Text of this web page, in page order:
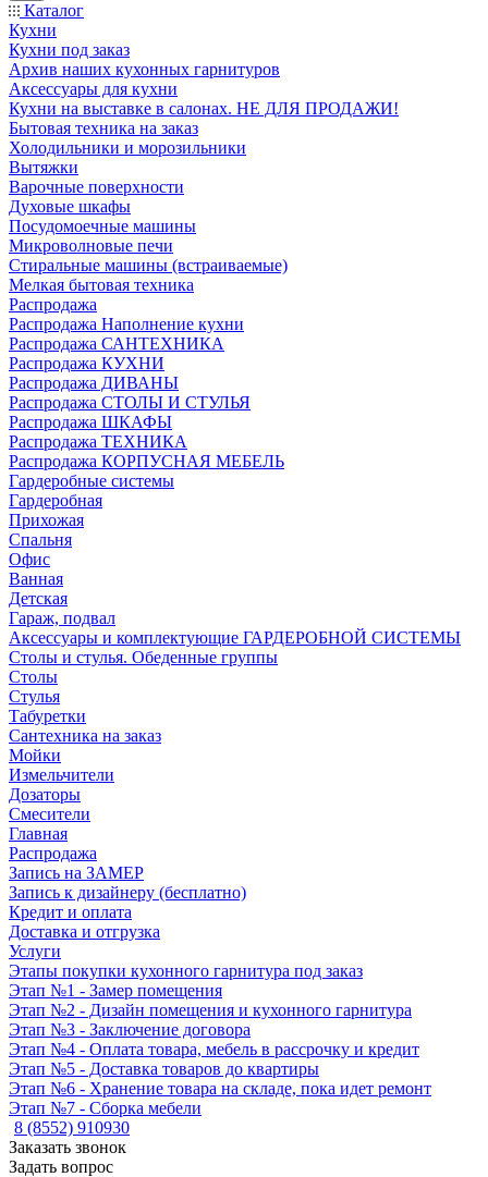
Каталог
Кухни
Кухни под заказ
Архив наших кухонных гарнитуров
Аксессуары для кухни
Кухни на выставке в салонах. НЕ ДЛЯ ПРОДАЖИ!
Бытовая техника на заказ
Холодильники и морозильники
Вытяжки
Варочные поверхности
Духовые шкафы
Посудомоечные машины
Микроволновые печи
Стиральные машины (встраиваемые)
Мелкая бытовая техника
Распродажа
Распродажа Наполнение кухни
Распродажа САНТЕХНИКА
Распродажа КУХНИ
Распродажа ДИВАНЫ
Распродажа СТОЛЫ И СТУЛЬЯ
Распродажа ШКАФЫ
Распродажа ТЕХНИКА
Распродажа КОРПУСНАЯ МЕБЕЛЬ
Гардеробные системы
Гардеробная
Прихожая
Спальня
Офис
Ванная
Детская
Гараж, подвал
Аксессуары и комплектующие ГАРДЕРОБНОЙ СИСТЕМЫ
Столы и стулья. Обеденные группы
Столы
Стулья
Табуретки
Сантехника на заказ
Мойки
Измельчители
Дозаторы
Смесители
Главная
Распродажа
Запись на ЗАМЕР
Запись к дизайнеру (бесплатно)
Кредит и оплата
Доставка и отгрузка
Услуги
Этапы покупки кухонного гарнитура под заказ
Этап №1 - Замер помещения
Этап №2 - Дизайн помещения и кухонного гарнитура
Этап №3 - Заключение договора
Этап №4 - Оплата товара, мебель в рассрочку и кредит
Этап №5 - Доставка товаров до квартиры
Этап №6 - Хранение товара на складе, пока идет ремонт
Этап №7 - Сборка мебели
8 (8552) 910930
Заказать звонок
Задать вопрос